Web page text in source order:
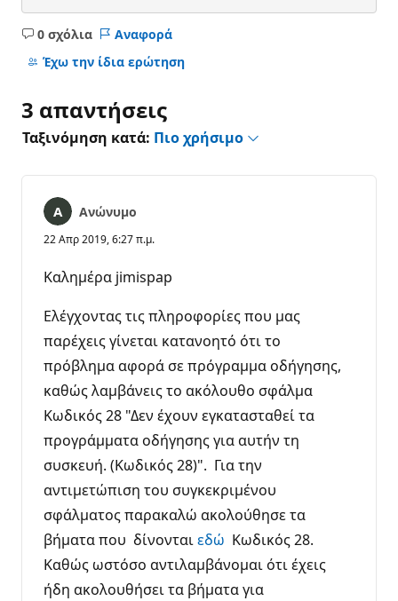
0 σχόλια
Κανένα
σχόλιο
Αναφορά
Έχω την ίδια ερώτηση
3 απαντήσεις
Ταξινόμηση κατά: Πιο χρήσιμο
Ανώνυμο
22 Απρ 2019, 6:27 π.μ.
Kαλημέρα jimispap
Ελέγχοντας τις πληροφορίες που μας
παρέχεις γίνεται κατανοητό ότι το
πρόβλημα αφορά σε πρόγραμμα οδήγησης,
καθώς λαμβάνεις το ακόλουθο σφάλμα
Κωδικός 28 "Δεν έχουν εγκατασταθεί τα
προγράμματα οδήγησης για αυτήν τη
συσκευή. (Κωδικός 28)". Για την
αντιμετώπιση του συγκεκριμένου
σφάλματος παρακαλώ ακολούθησε τα
βήματα που δίνονταιεδώ Κωδικός 28.
Καθώς ωστόσο αντιλαμβάνομαι ότι έχεις
ήδη ακολουθήσει τα βήματα για